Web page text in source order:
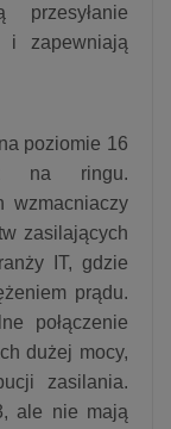
przesyłanie
i zapewniają
poziomie 16
na ringu.
wzmacniaczy
zasilających
IT, gdzie
prądu.
połączenie
dużej mocy,
zasilania.
ale nie mają